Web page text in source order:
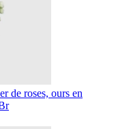
de roses, ours en